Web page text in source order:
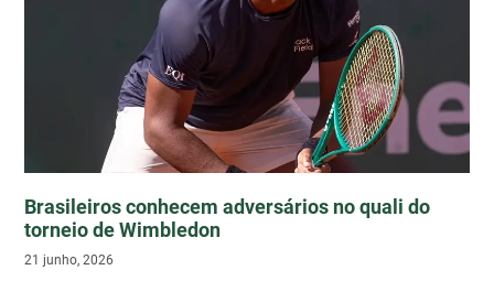
Brasileiros conhecem adversários no quali do
torneio de Wimbledon
21 junho, 2026